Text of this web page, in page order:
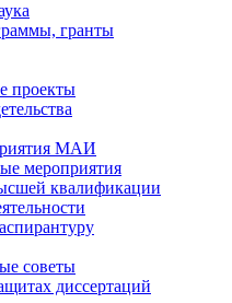
гранты
проекты
МАИ
мероприятия
квалификации
советы
диссертаций